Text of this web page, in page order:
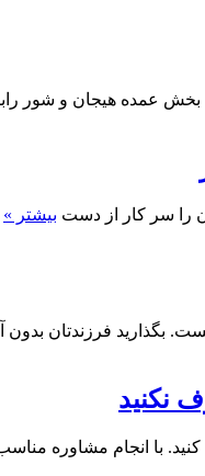
عمده هیجان و شور
را سر کار از دست بیشتر »
بگذارید فرزندتان بدون
نکنید
با انجام مشاوره